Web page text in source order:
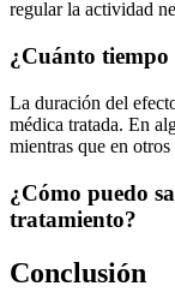
regular la actividad
¿Cuánto tiempo
La duración del
médica tratada. En
mientras que en
¿Cómo puedo
tratamiento?
Conclusión